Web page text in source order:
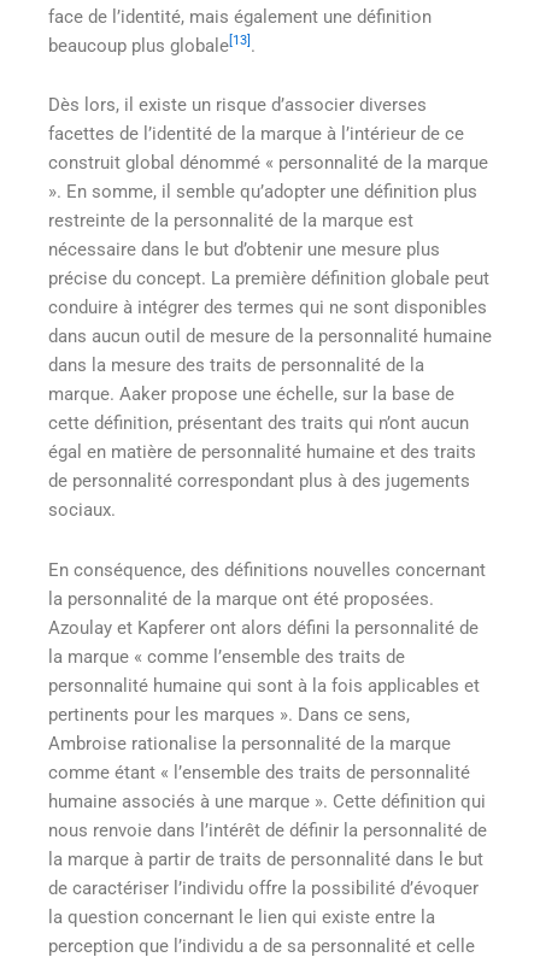
face de l’identité, mais également une définition
beaucoup plus globale [13] .
Dès lors, il existe un risque d’associer diverses
facettes de l’identité de la marque à l’intérieur de ce
construit global dénommé « personnalité de la marque
». En somme, il semble qu’adopter une définition plus
restreinte de la personnalité de la marque est
nécessaire dans le but d’obtenir une mesure plus
précise du concept. La première définition globale peut
conduire à intégrer des termes qui ne sont disponibles
dans aucun outil de mesure de la personnalité humaine
dans la mesure des traits de personnalité de la
marque. Aaker propose une échelle, sur la base de
cette définition, présentant des traits qui n’ont aucun
égal en matière de personnalité humaine et des traits
de personnalité correspondant plus à des jugements
sociaux.
En conséquence, des définitions nouvelles concernant
la personnalité de la marque ont été proposées.
Azoulay et Kapferer ont alors défini la personnalité de
la marque « comme l’ensemble des traits de
personnalité humaine qui sont à la fois applicables et
pertinents pour les marques ». Dans ce sens,
Ambroise rationalise la personnalité de la marque
comme étant « l’ensemble des traits de personnalité
humaine associés à une marque ». Cette définition qui
nous renvoie dans l’intérêt de définir la personnalité de
la marque à partir de traits de personnalité dans le but
de caractériser l’individu offre la possibilité d’évoquer
la question concernant le lien qui existe entre la
perception que l’individu a de sa personnalité et celle